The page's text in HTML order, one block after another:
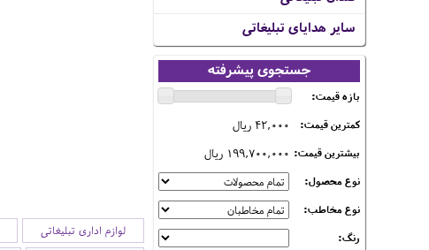
سایر هدایای تبلیغاتی
جستجوی پیشرفته
بازه قیمت:
کمترین قیمت:
42,000 ریال
بیشترین قیمت: 199,700,000 ریال
نوع محصول:
نوع مخاطب:
رنگ:
لوازم اداری تبلیغاتی